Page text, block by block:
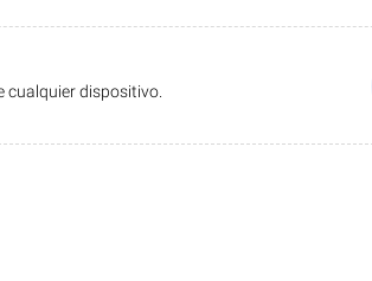
cualquier dispositivo.